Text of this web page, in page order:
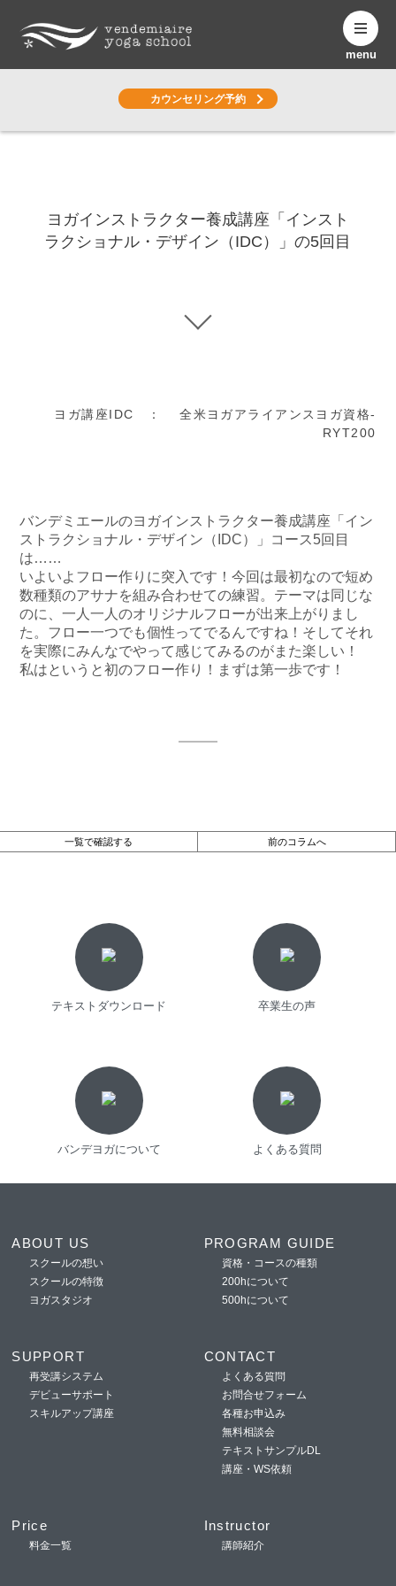
menu
カウンセリング予約
ヨガインストラクター養成講座「インスト
ラクショナル・デザイン（IDC）」の5回目
ヨガ講座IDC ： 全米ヨガアライアンスヨガ資格-
RYT200
バンデミエールのヨガインストラクター養成講座「イン
ストラクショナル・デザイン（IDC）」コース5回目
は……
いよいよフロー作りに突入です！今回は最初なので短め
数種類のアサナを組み合わせての練習。テーマは同じな
のに、一人一人のオリジナルフローが出来上がりまし
た。フロー一つでも個性ってでるんですね！そしてそれ
を実際にみんなでやって感じてみるのがまた楽しい！
私はというと初のフロー作り！まずは第一歩です！
一覧で確認する 前のコラムへ
テキストダウンロード 卒業生の声
バンデヨガについて よくある質問
ABOUT US
スクールの想い
スクールの特徴
ヨガスタジオ
PROGRAM GUIDE
資格・コースの種類
200hについて
500hについて
SUPPORT
再受講システム
デビューサポート
スキルアップ講座
CONTACT
よくある質問
お問合せフォーム
各種お申込み
無料相談会
テキストサンプルDL
講座・WS依頼
Price
料金一覧
Instructor
講師紹介